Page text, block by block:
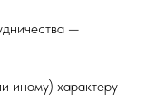
—
иному) характеру